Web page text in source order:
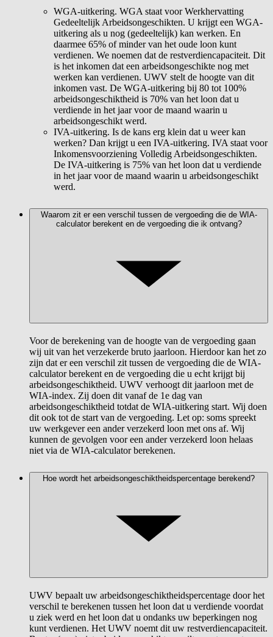
WGA-uitkering. WGA staat voor Werkhervatting
Gedeeltelijk Arbeidsongeschikten. U krijgt een WGA-
uitkering als u nog (gedeeltelijk) kan werken. En
daarmee 65% of minder van het oude loon kunt
verdienen. We noemen dat de restverdiencapaciteit. Dit
is het inkomen dat een arbeidsongeschikte nog met
werken kan verdienen. UWV stelt de hoogte van dit
inkomen vast. De WGA-uitkering bij 80 tot 100%
arbeidsongeschiktheid is 70% van het loon dat u
verdiende in het jaar voor de maand waarin u
arbeidsongeschikt werd.
IVA-uitkering. Is de kans erg klein dat u weer kan
werken? Dan krijgt u een IVA-uitkering. IVA staat voor
Inkomensvoorziening Volledig Arbeidsongeschikten.
De IVA-uitkering is 75% van het loon dat u verdiende
in het jaar voor de maand waarin u arbeidsongeschikt
werd.
Waarom zit er een verschil tussen de vergoeding die de WIA-
calculator berekent en de vergoeding die ik ontvang?
Voor de berekening van de hoogte van de vergoeding gaan
wij uit van het verzekerde bruto jaarloon. Hierdoor kan het zo
zijn dat er een verschil zit tussen de vergoeding die de WIA-
calculator berekent en de vergoeding die u echt krijgt bij
arbeidsongeschiktheid. UWV verhoogt dit jaarloon met de
WIA-index. Zij doen dit vanaf de 1e dag van
arbeidsongeschiktheid totdat de WIA-uitkering start. Wij doen
dit ook tot de start van de vergoeding. Let op: soms spreekt
uw werkgever een ander verzekerd loon met ons af. Wij
kunnen de gevolgen voor een ander verzekerd loon helaas
niet via de WIA-calculator berekenen.
Hoe wordt het arbeidsongeschiktheidspercentage berekend?
UWV bepaalt uw arbeidsongeschiktheidspercentage door het
verschil te berekenen tussen het loon dat u verdiende voordat
u ziek werd en het loon dat u ondanks uw beperkingen nog
kunt verdienen. Het UWV noemt dit uw restverdiencapaciteit.